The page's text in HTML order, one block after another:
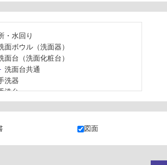
・水回り
面ボウル（洗面器）
面台（洗面化粧台）
洗面台共通
洗器
洗台
栓パン・スロップシンク
栓金具・水栓（蛇口）・カラン
水栓・排水金物
ラー（鏡）
図面